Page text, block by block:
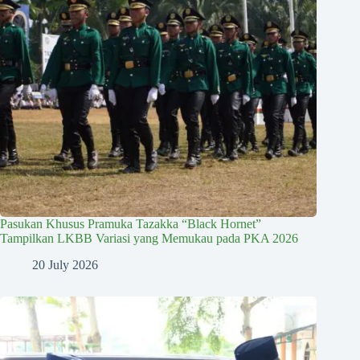
Pasukan Khusus Pramuka Tazakka “Black Hornet”
Tampilkan LKBB Variasi yang Memukau pada PKA 2026
20 July 2026